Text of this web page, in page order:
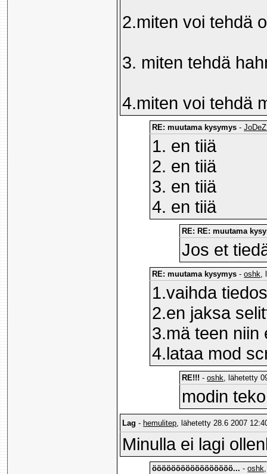
2.miten voi tehdä
3. miten tehdä
4.miten voi tehdä
RE: muutama kysymys -
1. en tiiä
2. en tiiä
3. en tiiä
4. en tiiä
RE: RE: muutama
Jos et
RE: muutama kysymys -oshk,
1.vaihda
2.en jaksa
3.mä teen niin
4.lataa mod
RE!!! -oshk, lähetetty
modin
Lag - hemulitep, lähetetty 28.6 2007
Minulla ei lagi
ööööööööööööööööö... -oshk